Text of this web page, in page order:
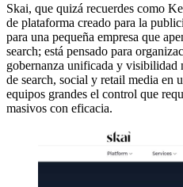
Skai, que quizá recuerdes como
de plataforma creado para la
para una pequeña empresa que
search; está pensado para
gobernanza unificada y
de search, social y retail media en
equipos grandes el control que
masivos con eficacia.